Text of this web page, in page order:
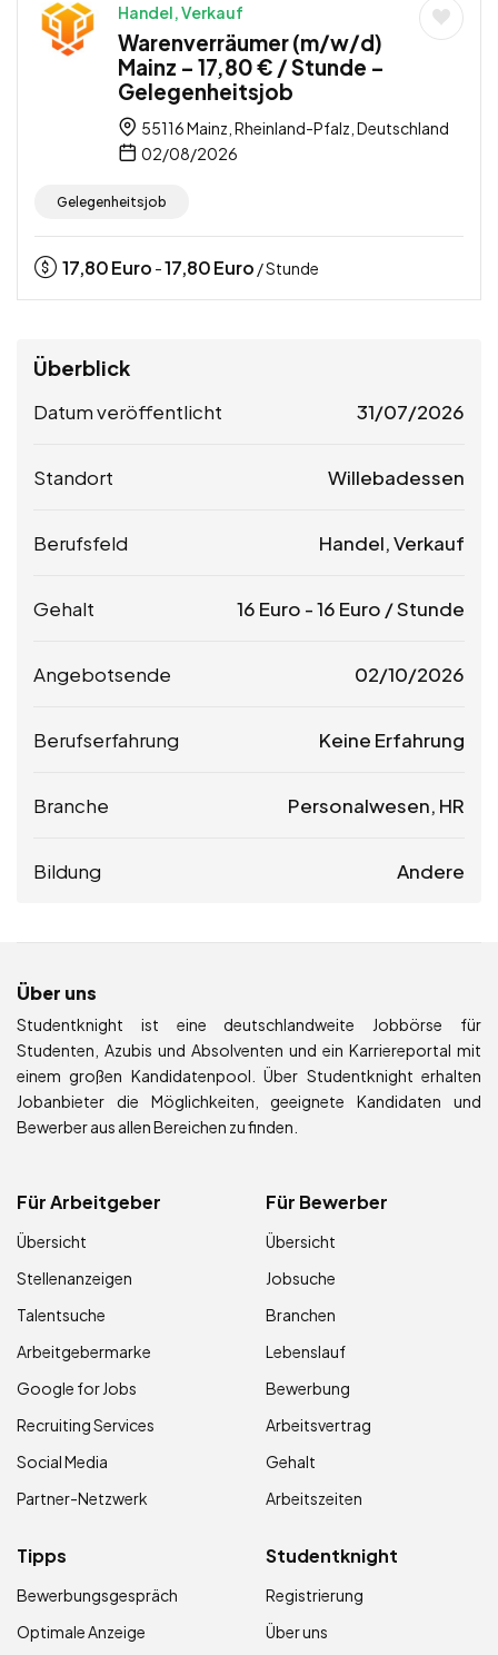
Handel, Verkauf
Warenverräumer (m/w/d)
Mainz – 17,80 € / Stunde –
Gelegenheitsjob
55116 Mainz, Rheinland-Pfalz, Deutschland
02/08/2026
Gelegenheitsjob
17,80Euro -17,80Euro / Stunde
Überblick
Datum veröffentlicht 31/07/2026
Standort Willebadessen
Berufsfeld Handel, Verkauf
Gehalt 16 Euro -16 Euro / Stunde
Angebotsende 02/10/2026
Berufserfahrung Keine Erfahrung
Branche Personalwesen, HR
Bildung Andere
Über uns
Studentknight ist eine deutschlandweite Jobbörse für
Studenten, Azubis und Absolventen und ein Karriereportal mit
einem großen Kandidatenpool. Über Studentknight erhalten
Jobanbieter die Möglichkeiten, geeignete Kandidaten und
Bewerber aus allen Bereichen zu finden.
Für Arbeitgeber
Übersicht
Stellenanzeigen
Talentsuche
Arbeitgebermarke
Google for Jobs
Recruiting Services
Social Media
Partner-Netzwerk
Für Bewerber
Übersicht
Jobsuche
Branchen
Lebenslauf
Bewerbung
Arbeitsvertrag
Gehalt
Arbeitszeiten
Tipps
Bewerbungsgespräch
Optimale Anzeige
Studentknight
Registrierung
Über uns